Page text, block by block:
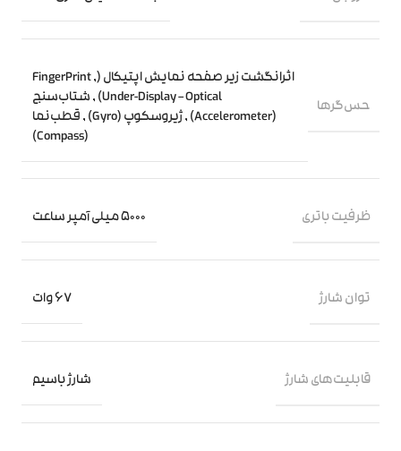
حس‌گرها
اثرانگشت زیر صفحه نمایش اپتیکال (FingerPrint,
Under-Display – Optical)
,شتاب‌سنج
(Accelerometer)
,ژیروسکوپ (Gyro) ,قطب‌نما
(Compass)
ظرفیت باتری 5000 میلی آمپر ساعت
توان شارژ 67 وات
قابلیت‌های شارژ شارژ باسیم